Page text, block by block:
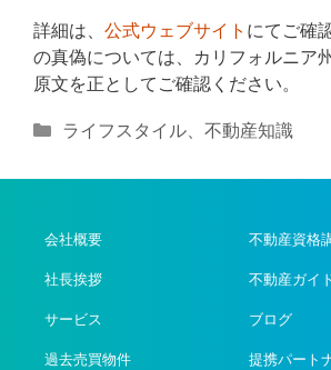
詳細は、 公式ウェブサイト にてご確
の真偽については、カリフォルニア
原文を正としてご確認ください。
カ
ゴ
ー
ライフスタイル、 不動産知識
会社概要
社長挨拶
サービス
過去売買物件
不動産資格
不動産ガイ
ブログ
提携パート